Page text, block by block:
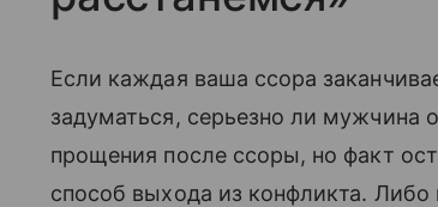
Если каждая ваша ссора
задуматься, серьезно ли
прощения после ссоры, но факт
способ выхода из конфликта.